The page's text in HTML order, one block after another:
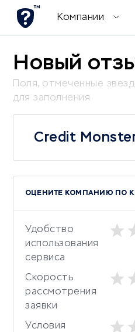
Компании
Новый
Поля, отмеченные
для заполнения
Credit
ОЦЕНИТЕ КОМПАНИЮ ПО
Удобство
использования
сервиса
Скорость
рассмотрения
заявки
Условия